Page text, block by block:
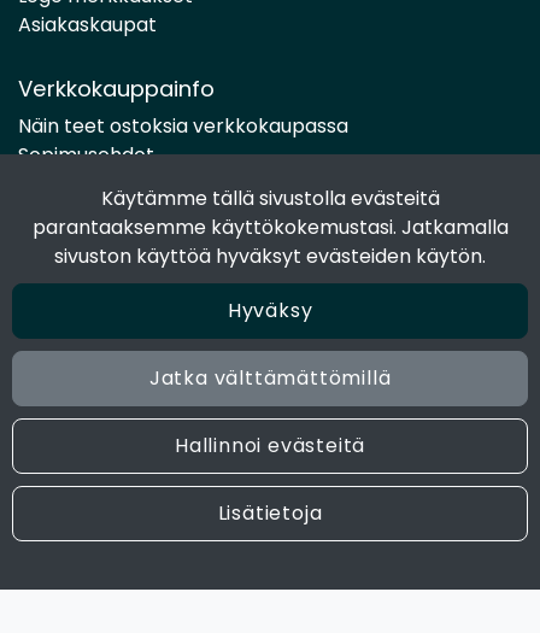
Käytämme tällä sivustolla evästeitä
parantaaksemme käyttökokemustasi. Jatkamalla
sivuston käyttöä hyväksyt evästeiden käytön.
Hyväksy
Jatka välttämättömillä
Hallinnoi evästeitä
Lisätietoja
Asiakaskaupat
Verkkokauppainfo
Näin teet ostoksia verkkokaupassa
Sopimusehdot
Toimitustavat
Maksutavat
Tietosuojaseloste
Seuraa sosiaalisessa mediassa
Facebook
Instagram
© 2024 Joen Tukkutiimi. All rights reserved. Site by